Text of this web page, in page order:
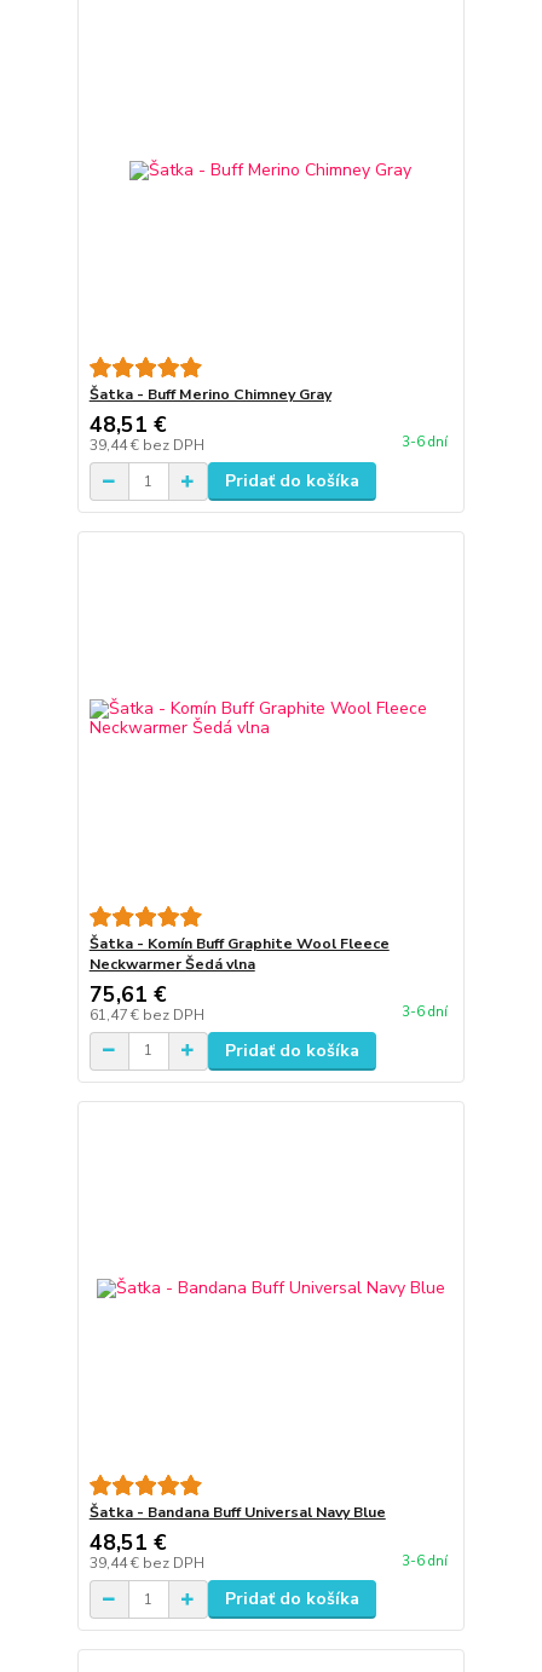
Šatka - Buff Merino Chimney Gray
48,51 €
39,44 € bez DPH 3-6 dní
Pridať do košíka
Šatka - Komín Buff Graphite Wool Fleece
Neckwarmer Šedá vlna
75,61 €
61,47 € bez DPH 3-6 dní
Pridať do košíka
Šatka - Bandana Buff Universal Navy Blue
48,51 €
39,44 € bez DPH 3-6 dní
Pridať do košíka